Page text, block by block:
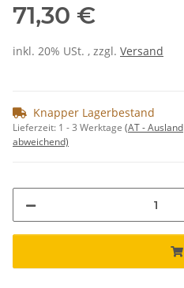
71,30 €
inkl. 20% USt. , zzgl. Versand
Knapper Lagerbestand
Lieferzeit: 1 - 3 Werktage (AT - Ausland
abweichend)